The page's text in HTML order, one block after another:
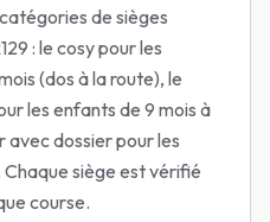
de sièges
: le cosy pour les
(dos à la route), le
les enfants de 9 mois à
avec dossier pour les
siège est vérifié
course.